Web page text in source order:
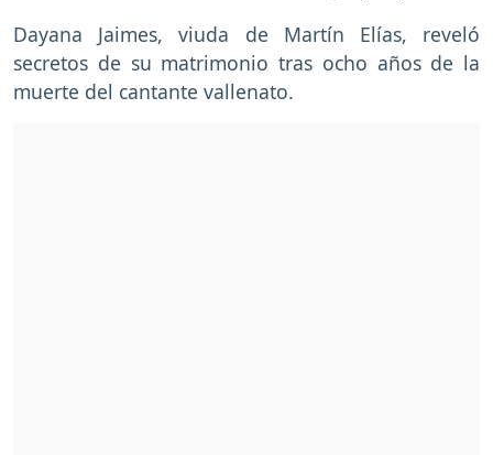
Dayana Jaimes, viuda de Martín Elías, reveló
secretos de su matrimonio tras ocho años de la
muerte del cantante vallenato.